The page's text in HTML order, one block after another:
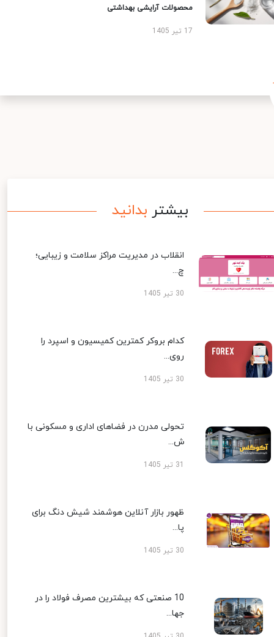
محصولات آرایشی بهداشتی
17 تیر 1405
بیشتر بدانید
انقلاب در مدیریت مراکز سلامت و زیبایی؛
چ...
30 تیر 1405
کدام بروکر کمترین کمیسیون و اسپرد را
روی...
30 تیر 1405
تحولی مدرن در فضاهای اداری و مسکونی با
ش...
ظهور بازار آنلاین هوشمند شیش دنگ برای
پا...
30 تیر 1405
10 صنعتی که بیشترین مصرف فولاد را در
جها...